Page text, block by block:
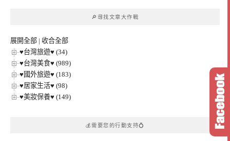
🔎尋找文章大作戰
展開全部 | 收合全部
♥台灣旅遊♥ (34)
♥台灣美食♥ (989)
♥國外旅遊♥ (183)
♥居家生活♥ (98)
♥美妝保養♥ (149)
💰需要您的行動支持💍